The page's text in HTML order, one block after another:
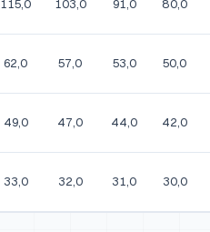
115,0 103,0 91,0 80,0
62,0 57,0 53,0 50,0
49,0 47,0 44,0 42,0
33,0 32,0 31,0 30,0